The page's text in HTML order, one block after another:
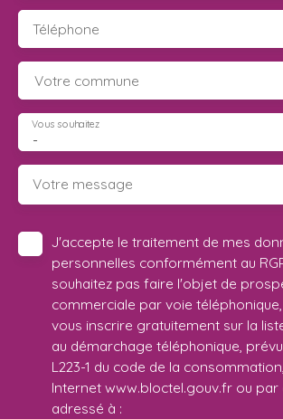
Téléphone
Votre commune
-
Vous souhaitez
Votre message
J'accepte le traitement de mes
personnelles conformément au
souhaitez pas faire l'objet de
commerciale par voie
vous inscrire gratuitement sur la
au démarchage téléphonique,
L223-1 du code de la
Internet www.bloctel.gouv.fr ou
adressé à :